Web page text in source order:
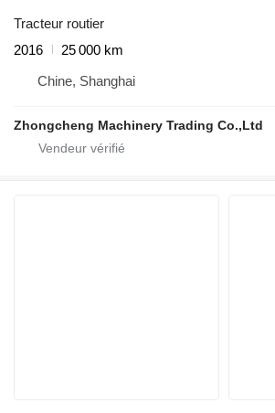
Tracteur routier
2016
25 000 km
Chine, Shanghai
Zhongcheng Machinery Trading Co.,Ltd